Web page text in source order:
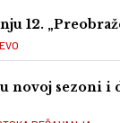
12.
u novoj sezoni i